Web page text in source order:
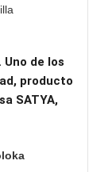
de los
producto
SATYA,